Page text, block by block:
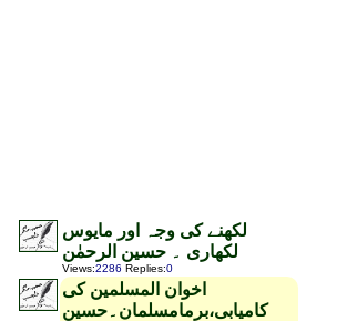
لکھنے کی وجہ اور مایوس
لکھاری ۔ حسین الرحمٰن
Views:2286 Replies:0
اخوان المسلمین کی
کامیابی،برمامسلمان۔حسین